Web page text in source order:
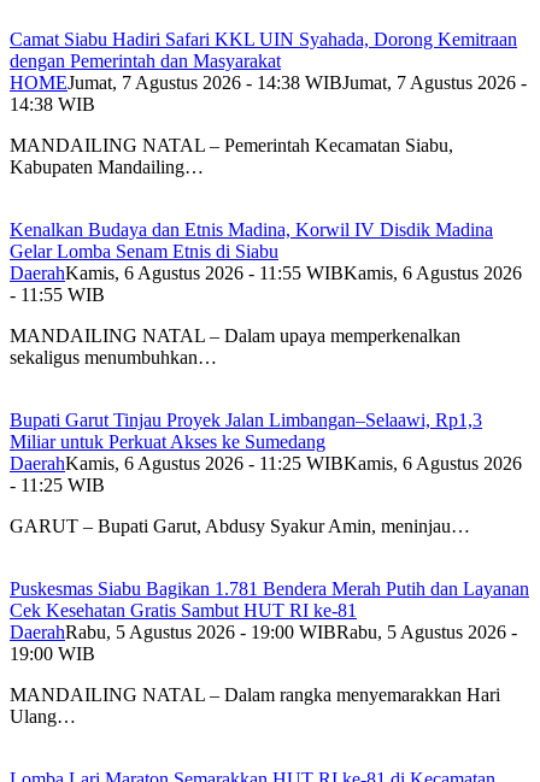
Camat Siabu Hadiri Safari KKL UIN Syahada, Dorong Kemitraan
dengan Pemerintah dan Masyarakat
HOMEJumat, 7 Agustus 2026 - 14:38 WIBJumat, 7 Agustus 2026 -
14:38 WIB
MANDAILING NATAL – Pemerintah Kecamatan Siabu,
Kabupaten Mandailing…
Kenalkan Budaya dan Etnis Madina, Korwil IV Disdik Madina
Gelar Lomba Senam Etnis di Siabu
DaerahKamis, 6 Agustus 2026 - 11:55 WIBKamis, 6 Agustus 2026
- 11:55 WIB
MANDAILING NATAL – Dalam upaya memperkenalkan
sekaligus menumbuhkan…
Bupati Garut Tinjau Proyek Jalan Limbangan–Selaawi, Rp1,3
Miliar untuk Perkuat Akses ke Sumedang
DaerahKamis, 6 Agustus 2026 - 11:25 WIBKamis, 6 Agustus 2026
- 11:25 WIB
GARUT – Bupati Garut, Abdusy Syakur Amin, meninjau…
Puskesmas Siabu Bagikan 1.781 Bendera Merah Putih dan Layanan
Cek Kesehatan Gratis Sambut HUT RI ke-81
DaerahRabu, 5 Agustus 2026 - 19:00 WIBRabu, 5 Agustus 2026 -
19:00 WIB
MANDAILING NATAL – Dalam rangka menyemarakkan Hari
Ulang…